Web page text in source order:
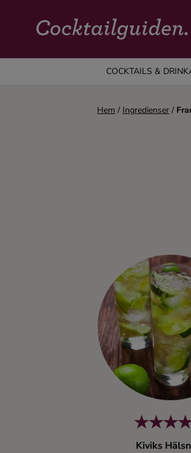
COCKTAILS &
COCKTAILS & DRINKAR
Alla cocktails & drinkar
Hem / Ingredienser /
Kiviks